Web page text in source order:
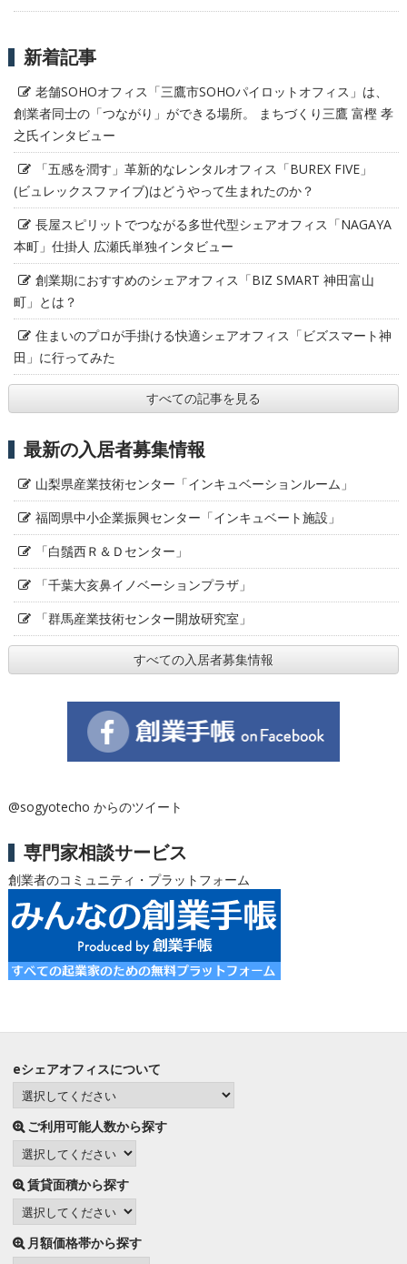
新着記事
老舗SOHOオフィス「三鷹市SOHOパイロットオフィス」は、
創業者同士の「つながり」ができる場所。 まちづくり三鷹 富樫 孝
之氏インタビュー
「五感を潤す」革新的なレンタルオフィス「BUREX FIVE」
(ビュレックスファイブ)はどうやって生まれたのか？
長屋スピリットでつながる多世代型シェアオフィス「NAGAYA
本町」仕掛人 広瀬氏単独インタビュー
創業期におすすめのシェアオフィス「BIZ SMART 神田富山
町」とは？
住まいのプロが手掛ける快適シェアオフィス「ビズスマート神
田」に行ってみた
すべての記事を見る
最新の入居者募集情報
山梨県産業技術センター「インキュベーションルーム」
福岡県中小企業振興センター「インキュベート施設」
「白鬚西Ｒ＆Ｄセンター」
「千葉大亥鼻イノベーションプラザ」
「群馬産業技術センター開放研究室」
すべての入居者募集情報
@sogyotecho からのツイート
専門家相談サービス
創業者のコミュニティ・プラットフォーム
eシェアオフィスについて
ご利用可能人数から探す
賃貸面積から探す
月額価格帯から探す